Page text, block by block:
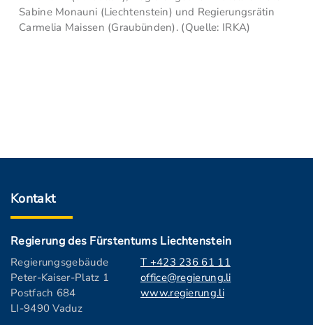
Sabine Monauni (Liechtenstein) und Regierungsrätin
Carmelia Maissen (Graubünden). (Quelle: IRKA)
Kontakt
Regierung des Fürstentums Liechtenstein
Regierungsgebäude
Peter-Kaiser-Platz 1
Postfach 684
LI-9490 Vaduz
T +423 236 61 11
office@regierung.li
www.regierung.li